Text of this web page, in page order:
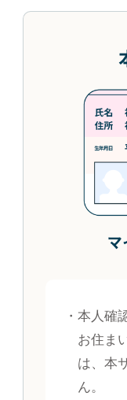
帳発行をご
をお願いし
口座につい
・本サービ
を行いませ
＜キャッシ
・キャッシ
ドのお届け
ります。
・ご不在等
取りいただ
・本人確
お住ま
は、本
ん。